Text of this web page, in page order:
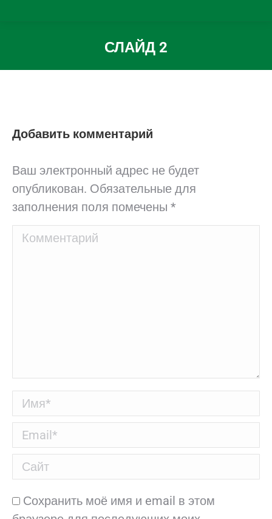
СЛАЙД 2
Вы здесь:
Добавить комментарий
Ваш электронный адрес не будет
опубликован. Обязательные для
заполнения поля помечены *
Комментарий
Имя *
Email *
Сайт
Сохранить моё имя и email в этом